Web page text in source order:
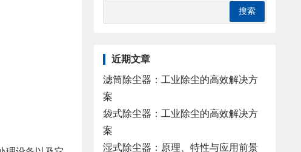
近期文章
滤筒除尘器：工业除尘的高效解决方
案
袋式除尘器：工业除尘的高效解决方
案
湿式除尘器：原理、特性与应用前景